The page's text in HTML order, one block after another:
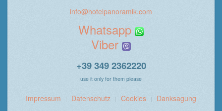
info@hotelpanoramik.com
Whatsapp
Viber
+39 349 2362220
use it only for them please
Impressum Datenschutz Cookies Danksagung